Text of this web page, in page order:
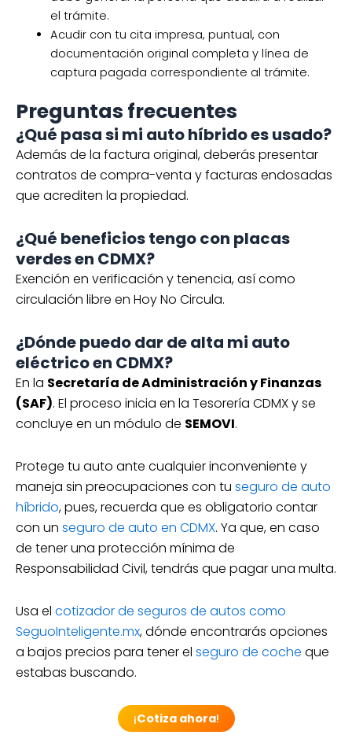
el trámite.
Acudir con tu cita impresa, puntual, con
documentación original completa y línea de
captura pagada correspondiente al trámite.
Preguntas frecuentes
¿Qué pasa si mi auto híbrido es usado?
Además de la factura original, deberás presentar
contratos de compra-venta y facturas endosadas
que acrediten la propiedad.
¿Qué beneficios tengo con placas
verdes en CDMX?
Exención en verificación y tenencia, así como
circulación libre en Hoy No Circula.
¿Dónde puedo dar de alta mi auto
eléctrico en CDMX?
En la Secretaría de Administración y Finanzas
(SAF). El proceso inicia en la Tesorería CDMX y se
concluye en un módulo de SEMOVI.
Protege tu auto ante cualquier inconveniente y
maneja sin preocupaciones con tu seguro de auto
híbrido, pues, recuerda que es obligatorio contar
con un seguro de auto en CDMX. Ya que, en caso
de tener una protección mínima de
Responsabilidad Civil, tendrás que pagar una multa.
Usa el cotizador de seguros de autos como
SeguoInteligente.mx, dónde encontrarás opciones
a bajos precios para tener el seguro de coche que
estabas buscando.
¡Cotiza ahora!